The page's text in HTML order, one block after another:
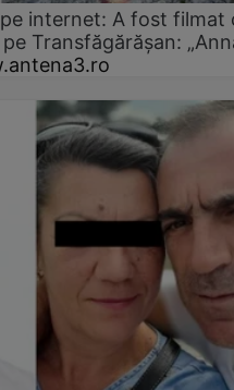
internet: A fost filmat
Transfăgărășan: